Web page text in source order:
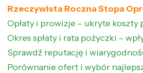
Rzeczywista Roczna Stopa
Opłaty i prowizje – ukryte koszty
Okres spłaty i rata pożyczki –
Sprawdź reputację i
Porównanie ofert i wybór